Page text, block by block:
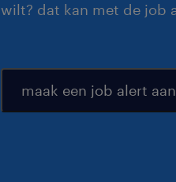
wilt? dat kan met de job
maak een job alert aan